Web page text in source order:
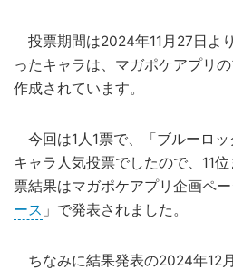
投票期間は2024年11月27日よ
ったキャラは、マガポケアプリ
作成されています。
今回は1人1票で、「ブルーロ
キャラ人気投票でしたので、11
票結果はマガポケアプリ企画ペ
ース 」で発表されました。
ちなみに結果発表の2024年12